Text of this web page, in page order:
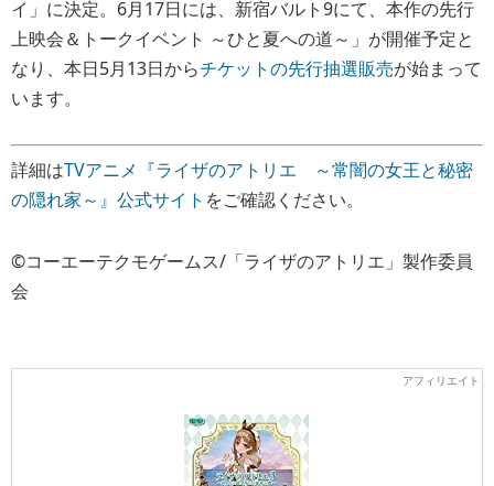
イ」に決定。6月17日には、新宿バルト9にて、本作の先行
上映会＆トークイベント ～ひと夏への道～」が開催予定と
なり、本日5月13日からチケットの先行抽選販売が始まって
います。
詳細はTVアニメ『ライザのアトリエ ～常闇の女王と秘密
の隠れ家～』公式サイト をご確認ください。
©コーエーテクモゲームス/「ライザのアトリエ」製作委員
会